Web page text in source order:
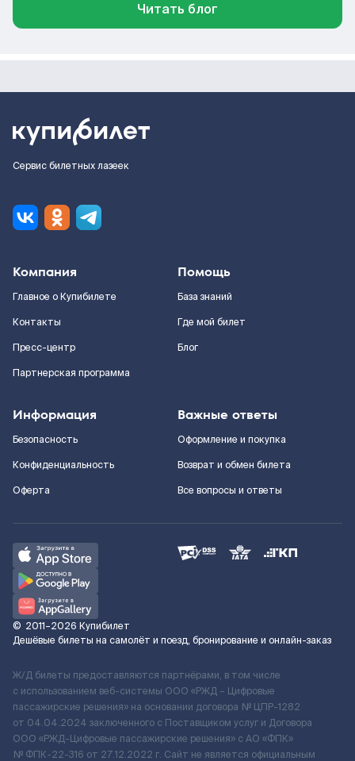
Читать блог
Сервис билетных лазеек
Компания
Главное о Купибилете
Контакты
Пресс-центр
Партнерская программа
Помощь
База знаний
Где мой билет
Блог
Информация
Безопасность
Конфиденциальность
Оферта
Важные ответы
Оформление и покупка
Возврат и обмен билета
Все вопросы и ответы
© 2011–2026 Купибилет
Дешёвые билеты на самолёт и поезд, бронирование и онлайн-заказ
Ж/Д билеты предоставляются партнёрами, в том числе
с использованием веб-системы ООО «РЖД – Цифровые
пассажирские решения» на основании договора № ЦПР-1282
от 04.04.2024 заключенного с Поставщиком услуг и Договора
ООО «РЖД-Цифровые пассажирские решения» c АО «ФПК»
№ ФПК-22-316 от 27.12.2022 г. Сайт не является официальным